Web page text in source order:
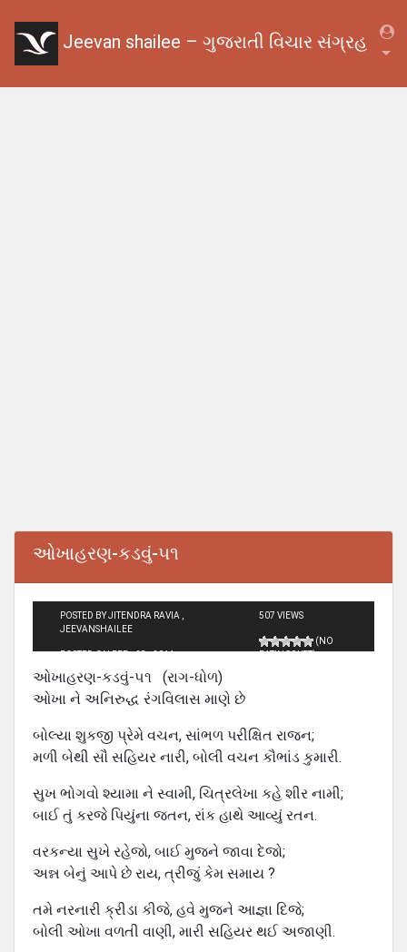
Jeevan shailee – ગુજરાતી વિચાર સંગ્રહ
ઓખાહરણ-કડવું-૫૧
POSTED BY JITENDRA RAVIA ,
JEEVANSHAILEE
POSTED ON FEB - 28 - 2014
507 VIEWS
(NO
RATINGS YET)
ઓખાહરણ-કડવું-૫૧ (રાગ-ધોળ)
ઓખા ને અનિરુદ્ધ રંગવિલાસ માણે છે
બોલ્યા શુકજી પ્રેમે વચન, સાંભળ પરીક્ષિત રાજન;
મળી બેથી સૌ સહિયર નારી, બોલી વચન કૌભાંડ કુમારી.
સુખ ભોગવો શ્યામા ને સ્વામી, ચિત્રલેખા કહે શીર નામી;
બાઈ તું કરજે પિયુંના જતન, રાંક હાથે આવ્યું રતન.
વરકન્યા સુખે રહેજો, બાઈ મુજને જાવા દેજો;
અન્ન બેનું આપે છે રાય, ત્રીજું કેમ સમાય ?
તમે નરનારી ક્રીડા કીજે, હવે મુજને આજ્ઞા દિજે;
બોલી ઓખા વળતી વાણી, મારી સહિયર થઈ અજાણી.